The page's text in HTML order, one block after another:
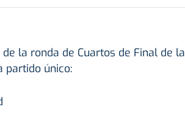
la ronda de Cuartos de Final de la
partido único: